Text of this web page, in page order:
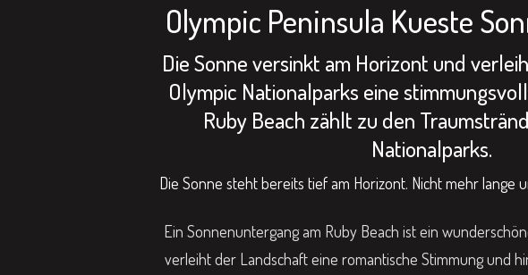
Olympic Peninsula Kueste
Die Sonne versinkt am Horizont und
Olympic Nationalparks eine
Ruby Beach zählt zu den
Nationalparks.
Die Sonne steht bereits tief am Horizont. Nicht mehr lange
Ein Sonnenuntergang am Ruby Beach ist ein
verleiht der Landschaft eine romantische Stimmung und